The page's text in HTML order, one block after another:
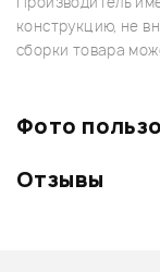
конструкцию, не
сборки товара
Фото
Загрузите свои
Отзывы